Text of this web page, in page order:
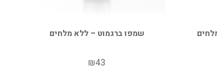
שמפו ברגמוט – ללא מלחים
₪43